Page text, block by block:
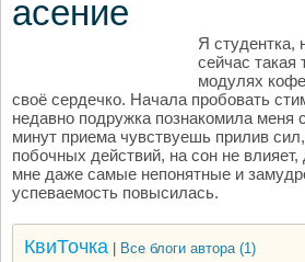
асение
Я студентка,
сейчас
модулях
своё сердечко. Начала пробовать
недавно подружка познакомила меня
минут приема чувствуешь прилив
побочных действий, на сон не
мне даже самые непонятные и
успеваемость повысилась.
КвиТочка Все блоги автора (1)